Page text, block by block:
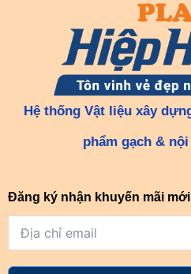
Hệ thống Vật liệu xây
phẩm gạch &
Đăng ký nhận khuyến mãi